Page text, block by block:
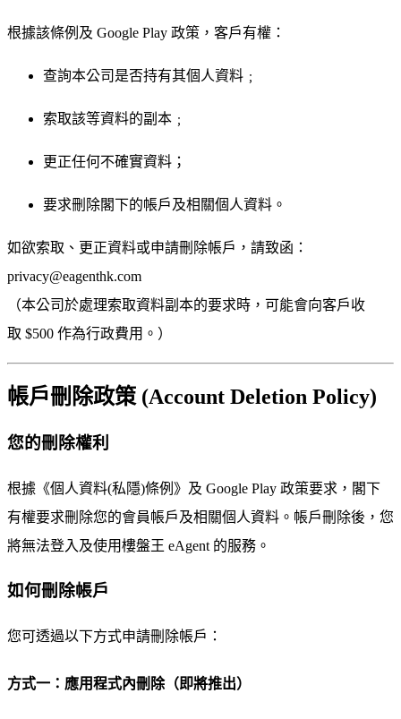
根據該條例及 Google Play 政策，客戶有權：
查詢本公司是否持有其個人資料﹔
索取該等資料的副本﹔
更正任何不確實資料；
要求刪除閣下的帳戶及相關個人資料。
如欲索取、更正資料或申請刪除帳戶，請致函：
privacy@eagenthk.com
（本公司於處理索取資料副本的要求時，可能會向客戶收
取 $500 作為行政費用。）
帳戶刪除政策 (Account Deletion Policy)
您的刪除權利
根據《個人資料(私隱)條例》及 Google Play 政策要求，閣下
有權要求刪除您的會員帳戶及相關個人資料。帳戶刪除後，您
將無法登入及使用樓盤王 eAgent 的服務。
如何刪除帳戶
您可透過以下方式申請刪除帳戶：
方式一：應用程式內刪除（即將推出）